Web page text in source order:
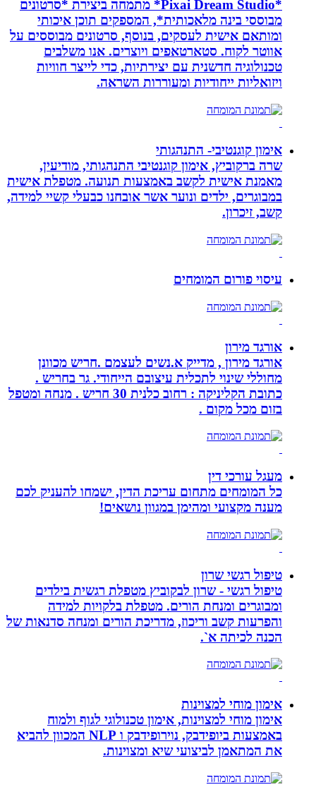
*Pixai Dream Studio* מתמחה ביצירת *סרטונים
מבוססי בינה מלאכותית*, המספקים תוכן איכותי
ומותאם אישית לעסקים, בנוסף, סרטונים מבוססים על
אווטר לקוח. סטארטאפים ויוצרים. אנו משלבים
טכנולוגיה חדשנית עם יצירתיות, כדי לייצר חוויות
ויזואליות ייחודיות ומעוררות השראה.
אימון קוגנטיבי- התנהגותי
שרה ברקוביץ, אימון קוגנטיבי התנהגותי, מודיעין,
מאמנת אישית לקשב באמצעות תנועה. מטפלת אישית
במבוגרים, ילדים ונוער אשר אובחנו כבעלי קשיי למידה,
קשב, זיכרון.
עיסוי פורום המומחים
אורגד מירון
אורגד מירון , מדייק א.נשים לעצמם .חריש מכוונן
מחוללי שינוי לתכלית עיצובם הייחודי. גר בחריש .
כתובת הקליניקה : רחוב כלנית 30 חריש . מנחה ומטפל
בזום מכל מקום .
מעגל עורכי דין
כל המומחים מתחום עריכת הדין, ישמחו להעניק לכם
מענה מקצועי ומהימן במגוון נושאים!
טיפול רגשי שרון
טיפול רגשי - שרון לבקוביץ מטפלת רגשית בילדים
ומבוגרים ומנחת הורים. מטפלת בלקויות למידה
והפרעות קשב וריכוז, מדריכת הורים ומנחה סדנאות של
הכנה לכיתה א`.
אימון מוחי למצוינות
אימון מוחי למצוינות, אימון טכנולוגי לגוף ולמוח
באמצעות ביופידבק, נוירופידבק ו NLP המכוון להביא
את המתאמן לביצועי שיא ומצוינות.